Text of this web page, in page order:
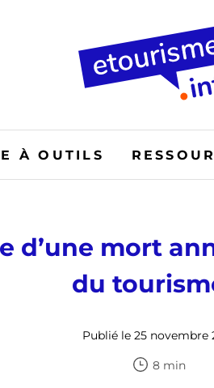
À OUTILS
d’une mort
du
Publié le 25 novembre
8 min